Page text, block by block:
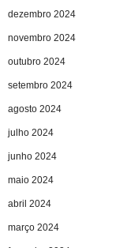
dezembro 2024
novembro 2024
outubro 2024
setembro 2024
agosto 2024
julho 2024
junho 2024
maio 2024
abril 2024
março 2024